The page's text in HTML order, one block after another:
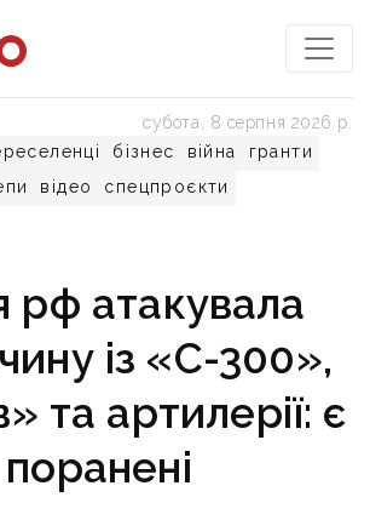
бізнес війна
гранти
відео спецпроєкти
субота, 8 серпня 2026 р.
рф атакувала
із «С-300»,
та артилерії: є
поранені